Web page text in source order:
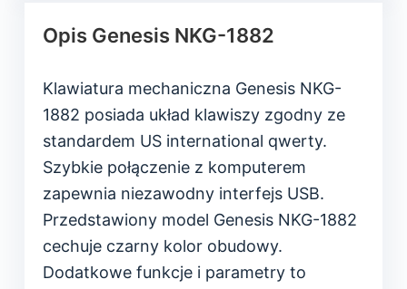
Opis Genesis NKG-1882
Klawiatura mechaniczna Genesis NKG-
1882 posiada układ klawiszy zgodny ze
standardem US international qwerty.
Szybkie połączenie z komputerem
zapewnia niezawodny interfejs USB.
Przedstawiony model Genesis NKG-1882
cechuje czarny kolor obudowy.
Dodatkowe funkcje i parametry to